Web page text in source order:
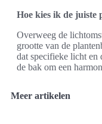
Hoe kies ik de juiste
Overweeg de
grootte van de
dat specifieke licht en
de bak om een
Meer artikelen